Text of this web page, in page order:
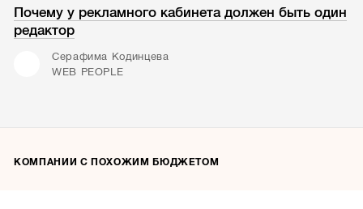
Почему у рекламного кабинета должен быть один
редактор
Серафима Кодинцева
WEB PEOPLE
КОМПАНИИ С ПОХОЖИМ БЮДЖЕТОМ